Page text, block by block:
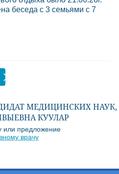
беседа с 3 семьями с 7
МЕДИЦИНСКИХ НАУК,
КУУЛАР
или предложение
врачу